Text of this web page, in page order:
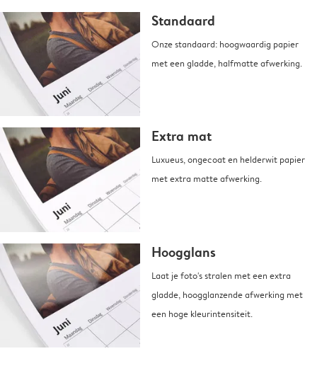
Standaard
Onze standaard: hoogwaardig papier
met een gladde, halfmatte afwerking.
Extra mat
Luxueus, ongecoat en helderwit papier
met extra matte afwerking.
Hoogglans
Laat je foto's stralen met een extra
gladde, hoogglanzende afwerking met
een hoge kleurintensiteit.